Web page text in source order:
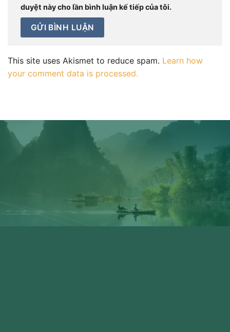
duyệt này cho lần bình luận kế tiếp của tôi.
This site uses Akismet to reduce spam. Learn how
your comment data is processed.